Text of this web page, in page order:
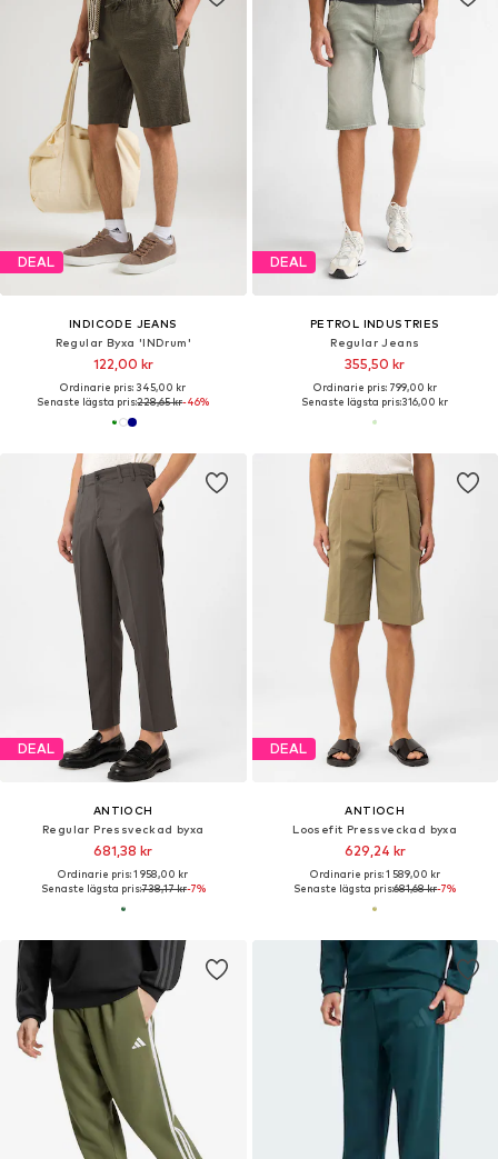
DEAL
INDICODE JEANS
Regular Byxa 'INDrum'
122,00 kr
Ordinarie pris: 345,00 kr
Senaste lägsta pris:228,65 kr-46%
DEAL
PETROL INDUSTRIES
Regular Jeans
355,50 kr
Ordinarie pris: 799,00 kr
Senaste lägsta pris:316,00 kr
DEAL
ANTIOCH
Regular Pressveckad byxa
681,38 kr
Ordinarie pris: 1 958,00 kr
Senaste lägsta pris:738,17 kr-7%
DEAL
ANTIOCH
Loosefit Pressveckad byxa
629,24 kr
Ordinarie pris: 1 589,00 kr
Senaste lägsta pris:681,68 kr-7%